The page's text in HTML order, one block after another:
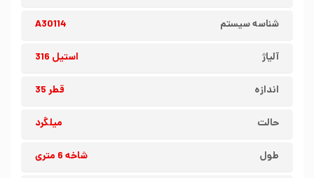
شناسه سیستم A30114
آلیاژ استیل 316
اندازه قطر 35
حالت میلگرد
طول شاخه 6 متری